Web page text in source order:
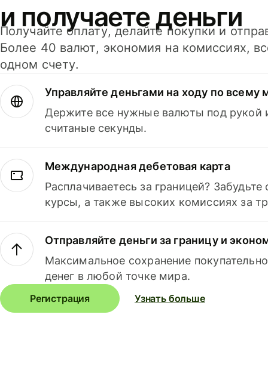
и получаете деньги
Получайте оплату, делайте покупки и
Более 40 валют, экономия на комиссиях,
одном счету.
Управляйте деньгами на ходу по всему
Держите все нужные валюты под рукой
считаные секунды.
Международная дебетовая карта
Расплачиваетесь за границей?
курсы, а также высоких комиссиях за
Отправляйте деньги за границу и
Максимальное сохранение
денег в любой точке мира.
Регистрация Узнать больше